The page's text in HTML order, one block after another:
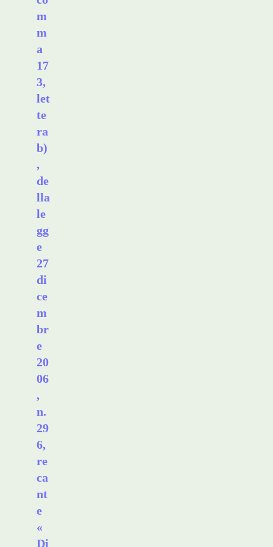
m
m
a
17
3,
let
te
ra
b)
,
de
lla
le
gg
e
27
di
ce
m
br
e
20
06
,
n.
29
6,
re
ca
nt
e
«
Di